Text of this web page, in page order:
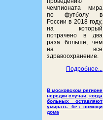
чемпионата мира
по футболу в
России в 2018 году,
на который
потрачено в два
раза больше, чем
на все
здравоохранение.
Подробнее...
В московском регионе
нередки случаи, когда
больных оставляют
умирать без помощи
дома